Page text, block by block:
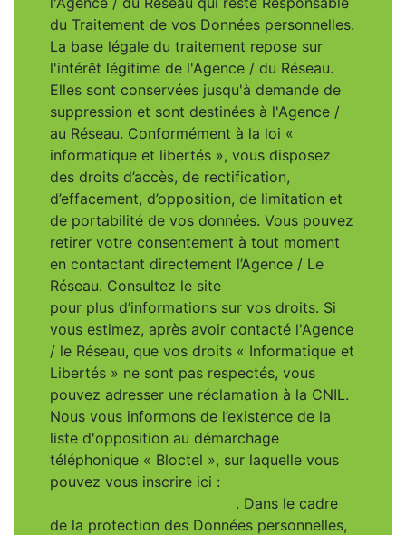
du Traitement de vos Données personnelles.
La base légale du traitement repose sur
l'intérêt légitime de l'Agence / du Réseau.
Elles sont conservées jusqu'à demande de
suppression et sont destinées à l'Agence /
au Réseau. Conformément à la loi «
informatique et libertés », vous disposez
des droits d’accès, de rectification,
d’effacement, d’opposition, de limitation et
de portabilité de vos données. Vous pouvez
retirer votre consentement à tout moment
en contactant directement l’Agence / Le
Réseau. Consultez le site
pour plus d’informations sur vos droits. Si
vous estimez, après avoir contacté l'Agence
/ le Réseau, que vos droits « Informatique et
Libertés » ne sont pas respectés, vous
pouvez adresser une réclamation à la CNIL.
Nous vous informons de l’existence de la
liste d'opposition au démarchage
téléphonique « Bloctel », sur laquelle vous
pouvez vous inscrire ici :
. Dans le cadre
de la protection des Données personnelles,